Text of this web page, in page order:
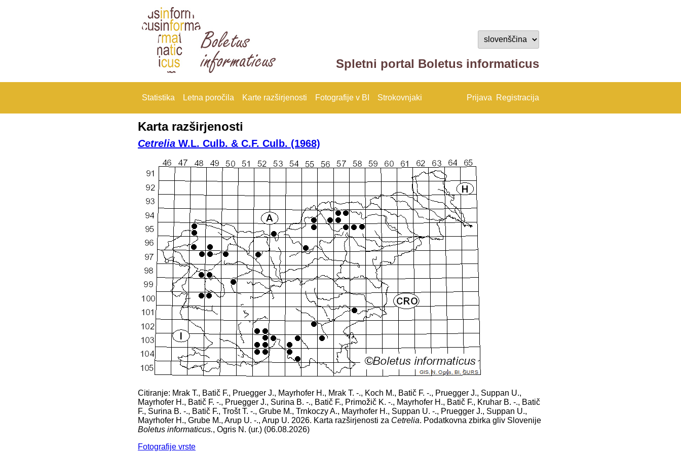
Spletni portal Boletus informaticus
Statistika Letna poročila Karte razširjenosti Fotografije v BI Strokovnjaki Prijava Registracija
Karta razširjenosti
Cetrelia W.L. Culb. & C.F. Culb. (1968)
Citiranje: Mrak T., Batič F., Pruegger J., Mayrhofer H., Mrak T. -., Koch M., Batič F. -., Pruegger J., Suppan U.,
Mayrhofer H., Batič F. -., Pruegger J., Surina B. -., Batič F., Primožič K. -., Mayrhofer H., Batič F., Kruhar B. -., Batič
F., Surina B. -., Batič F., Trošt T. -., Grube M., Trnkoczy A., Mayrhofer H., Suppan U. -., Pruegger J., Suppan U.,
Mayrhofer H., Grube M., Arup U. -., Arup U. 2026. Karta razširjenosti za Cetrelia. Podatkovna zbirka gliv Slovenije
Boletus informaticus., Ogris N. (ur.) (06.08.2026)
Fotografije vrste